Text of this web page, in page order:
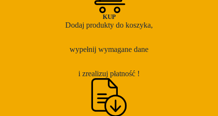
KUP
Dodaj produkty do koszyka,
wypełnij wymagane dane
i zrealizuj płatność !